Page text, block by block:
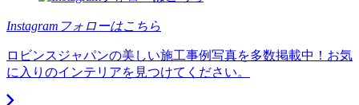
Instagramフォローはこちら
ロビンスジャパンの美しい施工事例写真を多数掲載中！お気
に入りのインテリアを見つけてください。